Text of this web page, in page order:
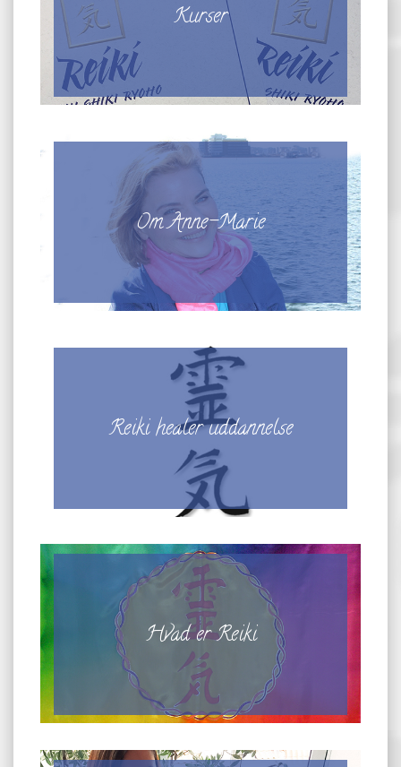
Kurser
Om Anne-Marie
Reiki healer uddannelse
Hvad er Reiki